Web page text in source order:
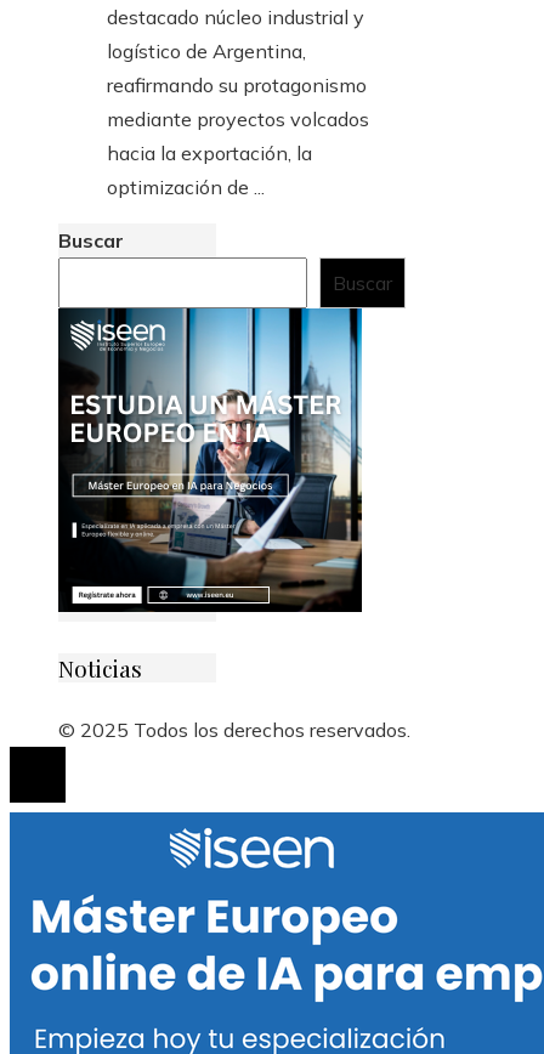
destacado núcleo industrial y
logístico de Argentina,
reafirmando su protagonismo
mediante proyectos volcados
hacia la exportación, la
optimización de ...
Buscar
Buscar
Noticias
© 2025 Todos los derechos reservados.